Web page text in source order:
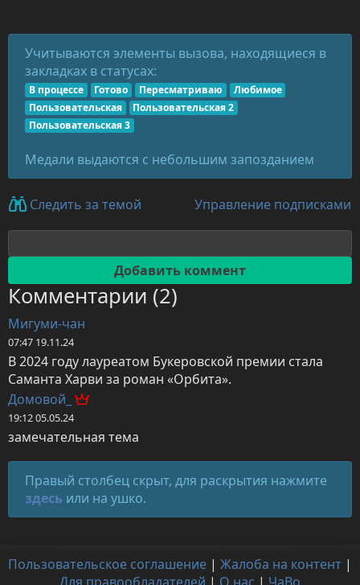
Учитываются элементы вызова, находящиеся в
закладках в статусах:
В процессе Готово Пересматриваю
Любимое
Пользовательская
Пользовательская 2
Пользовательская 3
Медали выдаются с небольшим запозданием
Следить за темой Управление подписками
Комментарии (2)
Мигуми-чан
07:47 19.11.24
В 2024 году лауреатом Букеровской премии стала
Саманта Харви за роман «Орбита».
Домовой_
19:12 05.05.24
замечательная тема
Правый столбец скрыт, для раскрытия нажмите
здесь или на ушко.
Пользовательское соглашение | Жалоба на контент |